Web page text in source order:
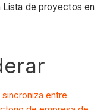
Lista de proyectos en
entre